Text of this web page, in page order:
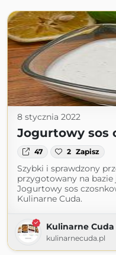
8 stycznia 2022
Jogurtowy sos
47 2 Zapisz
Szybki i sprawdzony
przygotowany na
Jogurtowy sos
Kulinarne Cuda.
Kulinarne Cuda
kulinarnecuda.pl